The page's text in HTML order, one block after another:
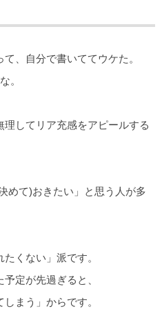
、自分で書いててウケた。
。
してリア充感をアピールする
めて)おきたい」と思う人が多
くない」派です。
定が先過ぎると、
まう」からです。